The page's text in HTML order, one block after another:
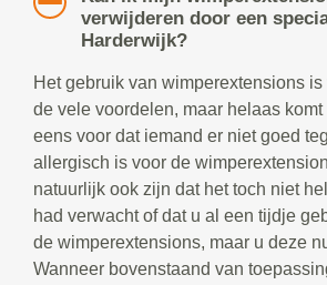
verwijderen door een
Harderwijk?
Het gebruik van wimperextensions
de vele voordelen, maar helaas komt
eens voor dat iemand er niet goed
allergisch is voor de
natuurlijk ook zijn dat het toch niet
had verwacht of dat u al een tijdje
de wimperextensions, maar u deze
Wanneer bovenstaand van